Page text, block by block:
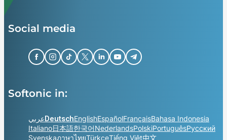
Social media
Softonic in:
عربيDeutschEnglishEspañolFrançaisBahasa Indonesia
Italiano日本語한국어NederlandsPolskiPortuguêsРусский
SvenskaภาษาไทยTürkçeTiếng Việt中文